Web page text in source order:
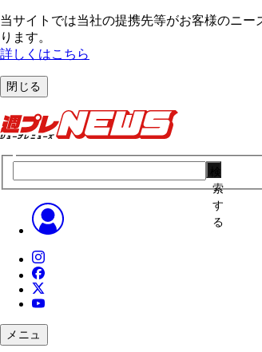
当サイトでは当社の提携先等がお客様のニ
ります。
詳しくはこちら
閉じる
索
す
る
メニュ